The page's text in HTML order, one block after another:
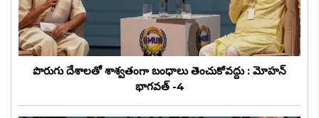
పొరుగు దేశాలతో శాశ్వతంగా బంధాలు తెంచుకోవద్దు : మోహన్
భాగవత్ -4